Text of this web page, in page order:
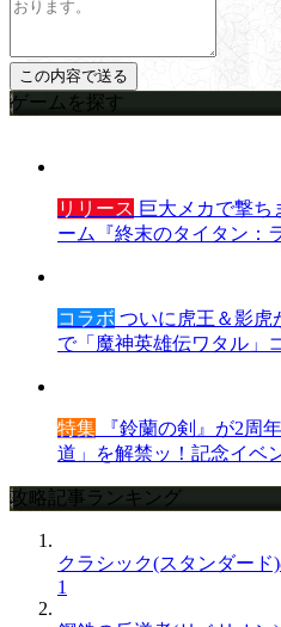
ゲームを探す
リリース 巨大メカで撃ち
ーム『終末のタイタン：
コラボ ついに虎王＆影虎
で「魔神英雄伝ワタル」
特集 『鈴蘭の剣』が2周
道」を解禁ッ！記念イベ
攻略記事ランキング
クラシック(スタンダード
1